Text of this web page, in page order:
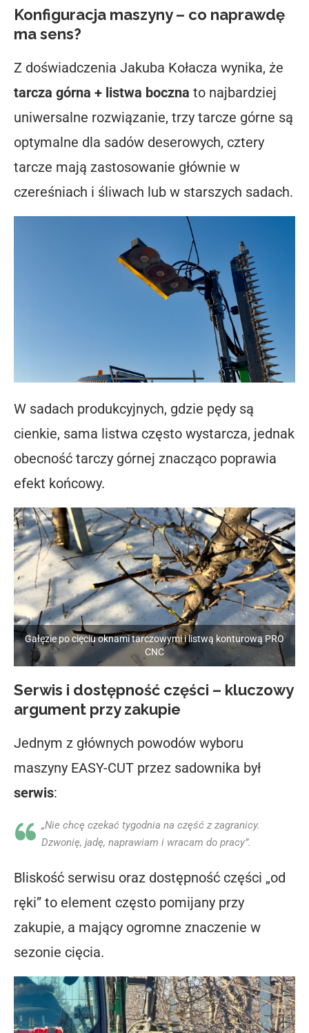
Konfiguracja maszyny – co naprawdę
ma sens?
Z doświadczenia Jakuba Kołacza wynika, że
tarcza górna + listwa boczna to najbardziej
uniwersalne rozwiązanie, trzy tarcze górne są
optymalne dla sadów deserowych, cztery
tarcze mają zastosowanie głównie w
czereśniach i śliwach lub w starszych sadach.
W sadach produkcyjnych, gdzie pędy są
cienkie, sama listwa często wystarcza, jednak
obecność tarczy górnej znacząco poprawia
efekt końcowy.
Gałęzie po cięciu oknami tarczowymi i listwą konturową PRO
CNC
Serwis i dostępność części – kluczowy
argument przy zakupie
Jednym z głównych powodów wyboru
maszyny EASY-CUT przez sadownika był
serwis:
„Nie chcę czekać tygodnia na część z zagranicy.
Dzwonię, jadę, naprawiam i wracam do pracy”.
Bliskość serwisu oraz dostępność części „od
ręki” to element często pomijany przy
zakupie, a mający ogromne znaczenie w
sezonie cięcia.